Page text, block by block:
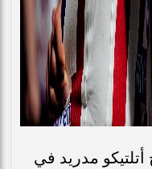
مدريد في